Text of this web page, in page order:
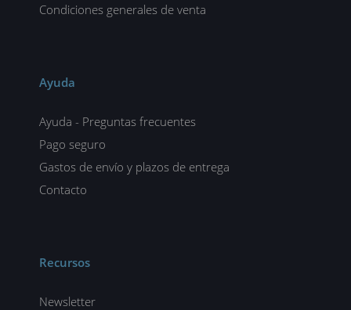
Condiciones generales de venta
Ayuda
Ayuda - Preguntas frecuentes
Pago seguro
Gastos de envío y plazos de entrega
Contacto
Recursos
Newsletter